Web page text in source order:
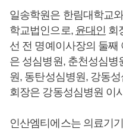
일송학원은 한림대학교
학교법인으로, 윤대인 회
선 전 명예이사장의 둘째
은 성심병원, 춘천성심병
원, 동탄성심병원, 강동
회장은 강동성심병원 이
인산엠티에스는 의료기